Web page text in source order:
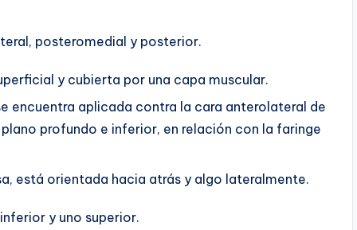
posteromedial y posterior.
y cubierta por una capa muscular.
encuentra aplicada contra la cara anterolateral de
plano profundo e inferior, en relación con la faringe
está orientada hacia atrás y algo lateralmente.
y uno superior.